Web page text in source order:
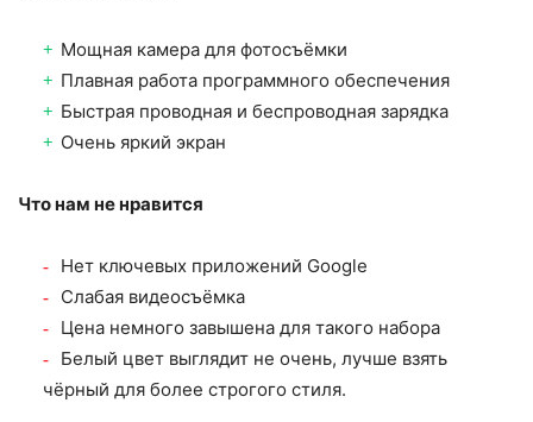
Мощная камера для фотосъёмки
Плавная работа программного обеспечения
Быстрая проводная и беспроводная зарядка
Очень яркий экран
Что нам не нравится
Нет ключевых приложений Google
Слабая видеосъёмка
Цена немного завышена для такого набора
Белый цвет выглядит не очень, лучше взять
чёрный для более строгого стиля.